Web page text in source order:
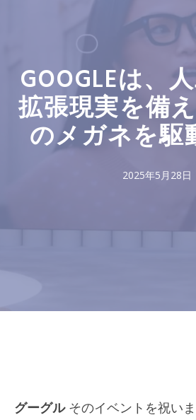
ー
GOOGLEは、
拡張現実を備
のメガネを駆
2025年5月28日
グーグルそのイベントを祝い